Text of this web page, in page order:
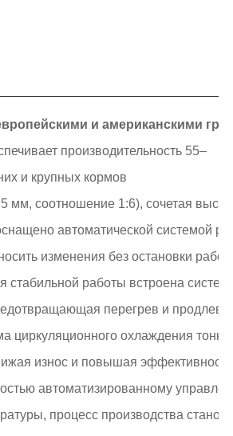
и американскими
производительность 55–
и крупных кормов
мм, соотношение 1:6), сочетая
автоматической системой
изменения без остановки
стабильной работы встроена
перегрев и
циркуляционного охлаждения
износ и повышая
автоматизированному
процесс производства